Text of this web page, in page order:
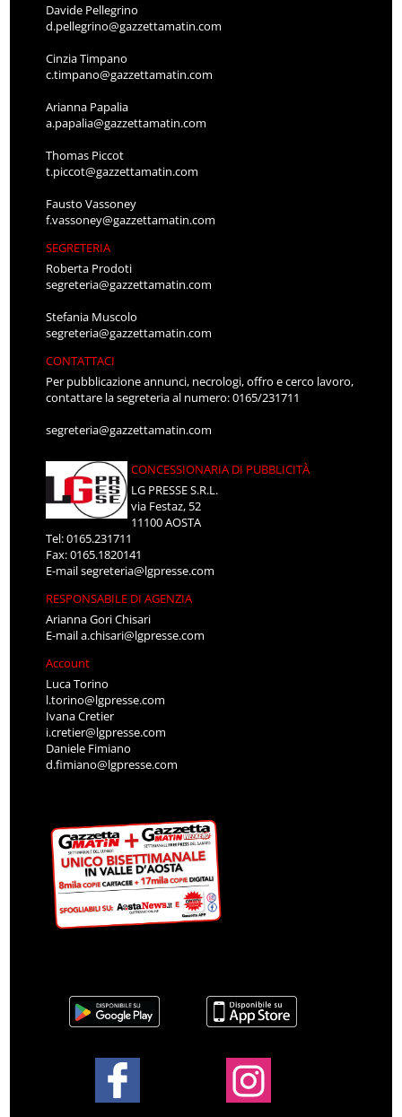
Davide Pellegrino
d.pellegrino@gazzettamatin.com
Cinzia Timpano
c.timpano@gazzettamatin.com
Arianna Papalia
a.papalia@gazzettamatin.com
Thomas Piccot
t.piccot@gazzettamatin.com
Fausto Vassoney
f.vassoney@gazzettamatin.com
SEGRETERIA
Roberta Prodoti
segreteria@gazzettamatin.com
Stefania Muscolo
segreteria@gazzettamatin.com
CONTATTACI
Per pubblicazione annunci, necrologi, offro e cerco lavoro,
contattare la segreteria al numero: 0165/231711
segreteria@gazzettamatin.com
CONCESSIONARIA DI PUBBLICITÀ
LG PRESSE S.R.L.
via Festaz, 52
11100 AOSTA
Tel: 0165.231711
Fax: 0165.1820141
E-mailsegreteria@lgpresse.com
RESPONSABILE DI AGENZIA
Arianna Gori Chisari
E-maila.chisari@lgpresse.com
Account
Luca Torino
l.torino@lgpresse.com
Ivana Cretier
i.cretier@lgpresse.com
Daniele Fimiano
d.fimiano@lgpresse.com